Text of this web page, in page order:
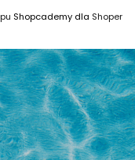
Shopcademy dla Shoper